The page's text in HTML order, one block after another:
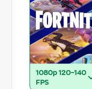
1080p 120–140
FPS